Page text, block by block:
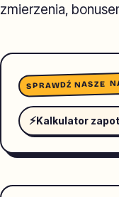
zmierzenia,
SPRAWDŹ NASZE
⚡Kalkulator